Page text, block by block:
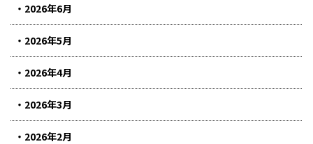
2026年6月
2026年5月
2026年4月
2026年3月
2026年2月